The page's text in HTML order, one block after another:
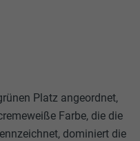
Platz angeordnet,
Farbe, die die
dominiert die